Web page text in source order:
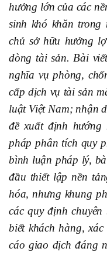
hưởng lớn của các
sinh khó khăn trong
chủ sở hữu hưởng
dòng tài sản. Bài
nghĩa vụ phòng,
cấp dịch vụ tài sản
luật Việt Nam; nhận
đề xuất định hướng
pháp phân tích quy
bình luận pháp lý,
đầu thiết lập nền
hóa, nhưng khung
các quy định
biết khách hàng,
cáo giao dịch đáng